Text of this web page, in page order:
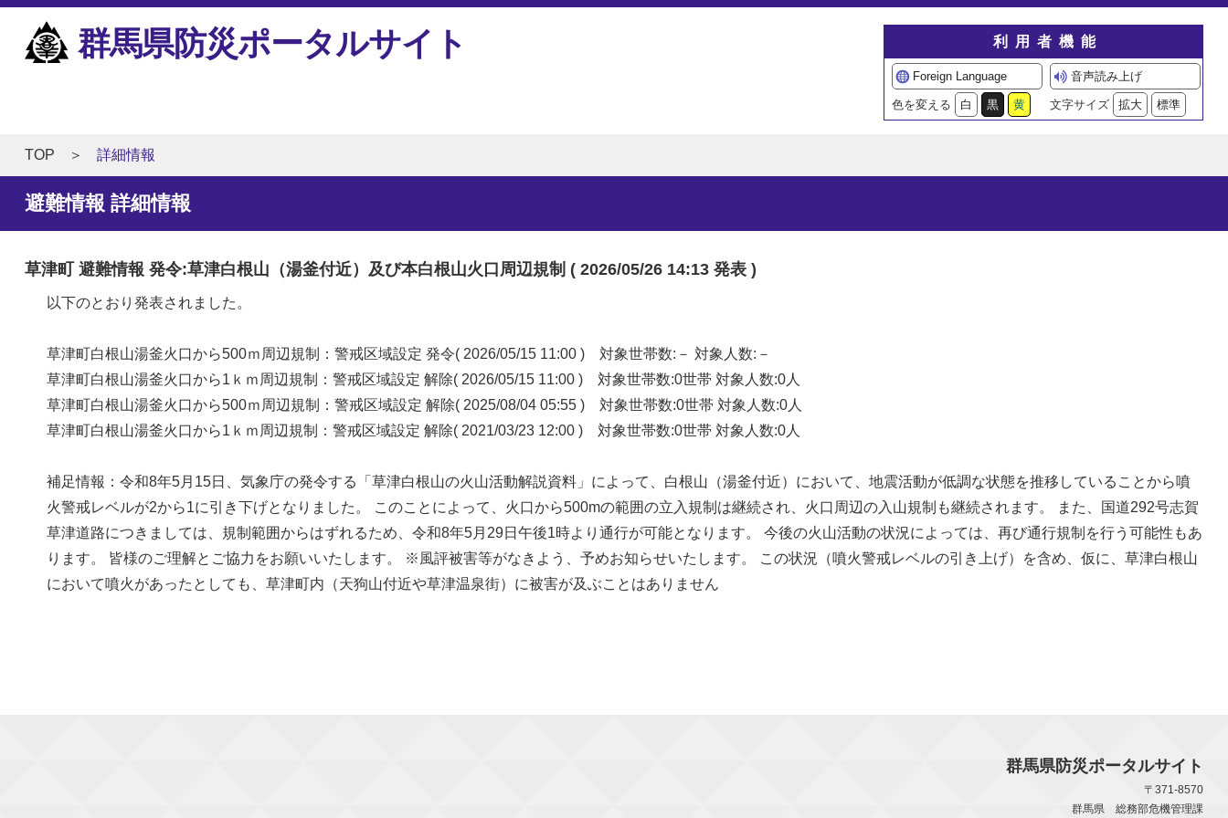
利用者機能
Foreign Language 音声読み上げ
色を変える 白 黒 黄 文字サイズ 拡大 標準
群馬県防災ポータルサイト
TOP 詳細情報
避難情報 詳細情報
草津町 避難情報 発令:草津白根山（湯釜付近）及び本白根山火口周辺規制 ( 2026/05/26 14:13 発表 )
以下のとおり発表されました。
草津町白根山湯釜火口から500ｍ周辺規制：警戒区域設定 発令( 2026/05/15 11:00 ) 対象世帯数:－ 対象人数:－
草津町白根山湯釜火口から1ｋｍ周辺規制：警戒区域設定 解除( 2026/05/15 11:00 ) 対象世帯数:0世帯 対象人数:0人
草津町白根山湯釜火口から500ｍ周辺規制：警戒区域設定 解除( 2025/08/04 05:55 ) 対象世帯数:0世帯 対象人数:0人
草津町白根山湯釜火口から1ｋｍ周辺規制：警戒区域設定 解除( 2021/03/23 12:00 ) 対象世帯数:0世帯 対象人数:0人
補足情報：令和8年5月15日、気象庁の発令する「草津白根山の火山活動解説資料」によって、白根山（湯釜付近）において、地震活動が低調な状態を推移していることから噴
火警戒レベルが2から1に引き下げとなりました。 このことによって、火口から500mの範囲の立入規制は継続され、火口周辺の入山規制も継続されます。 また、国道292号志賀
草津道路につきましては、規制範囲からはずれるため、令和8年5月29日午後1時より通行が可能となります。 今後の火山活動の状況によっては、再び通行規制を行う可能性もあ
ります。 皆様のご理解とご協力をお願いいたします。 ※風評被害等がなきよう、予めお知らせいたします。 この状況（噴火警戒レベルの引き上げ）を含め、仮に、草津白根山
において噴火があったとしても、草津町内（天狗山付近や草津温泉街）に被害が及ぶことはありません
群馬県防災ポータルサイト
〒371-8570
群馬県 総務部危機管理課